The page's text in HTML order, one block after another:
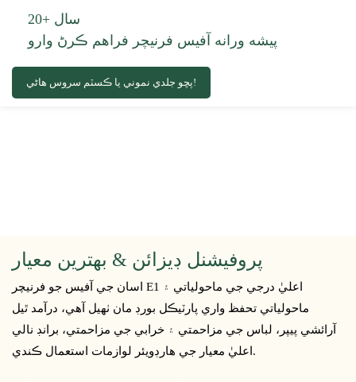
20+ سال
پيشه ورانه آفيس فرنيچر فراهم ڪرڻ وارو
پڇو جلدي نموني يا ڪسٽم سروس هاڻي!
پروفيشنل ڊيزائن & بهترين معيار
اسان جي آفيس جو فرنيچر E1 اعليٰ درجي جي ماحولياتي ۽
ماحولياتي تحفظ واري پارٽيڪل بورڊ مان ٺهيل آهي، درآمد ٿيل
آرائشي پيپر، لباس جي مزاحمتي ۽ خرابي جي مزاحمتي، برانڊ نالي
اعليٰ معيار جي هارڊويئر لوازمات استعمال ڪندي.